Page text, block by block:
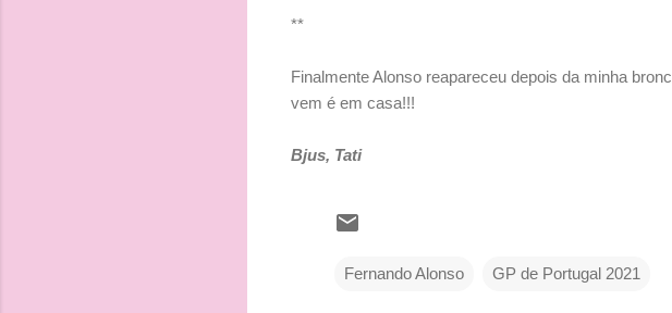
**
Finalmente Alonso reapareceu depois da minha
vem é em casa!!!
Bjus, Tati
Fernando Alonso GP de Portugal 2021